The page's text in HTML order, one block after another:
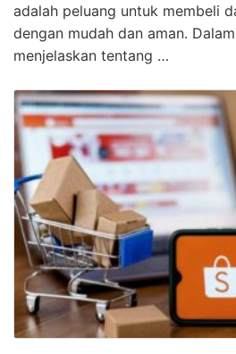
adalah peluang untuk membeli
dengan mudah dan aman.
menjelaskan tentang …